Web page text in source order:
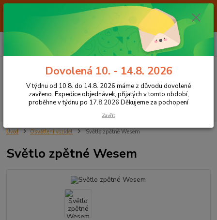
Od 7.8. do 14.8. 2026 máme z důvodu dovolené ZAVŘENO. Expedice
objednávek, přijatých v tomto období, proběhne v týdnu po 17.8.2026
Děkujeme za pochopení
CZK
Hledat
+420 605 283 713
za0,00 Kč
Úvod Osvětlení vozidel Světlo zpětné Wesem
Světlo zpětné Wesem
Dovolená 10. - 14.8. 2026
V týdnu od 10.8. do 14.8. 2026 máme z důvodu dovolené
zavřeno. Expedice objednávek, přijatých v tomto období,
proběhne v týdnu po 17.8.2026 Děkujeme za pochopení
Zavřít